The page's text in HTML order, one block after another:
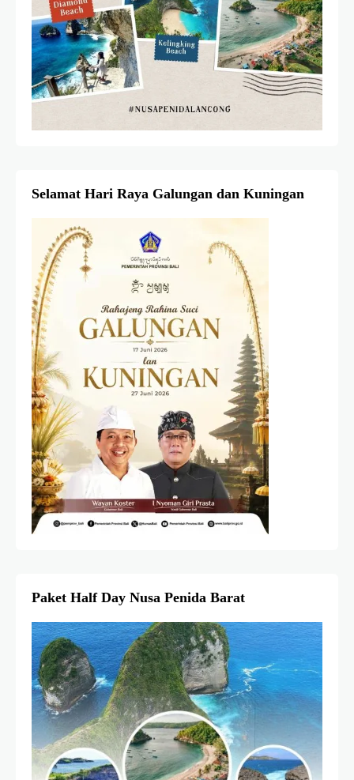
Selamat Hari Raya Galungan dan Kuningan
Paket Half Day Nusa Penida Barat